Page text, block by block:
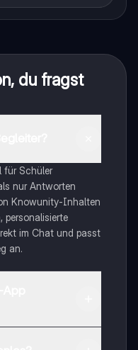
du fragst
für Schüler
nur Antworten
Knowunity-Inhalten
personalisierte
im Chat und passt
an.